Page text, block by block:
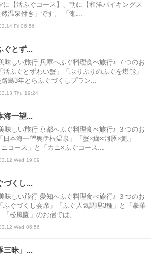
に【活ふぐコース】、朝に【和洋バイキングス
温泉付き」です。 「瀬...
Fri 06:56
ぐとず...
味しい旅行 兵庫へふぐ料理食べ旅行♪ ７つのお
ふぐとずわい蟹」「ぷりぷりのふぐを堪能」
島3年とらふぐづくしプラン...
Thu 19:24
海一望...
味しい旅行 京都へふぐ料理食べ旅行♪ ３つのお
本海一望奥伊根温泉」「蟹×鰤×河豚×鮑」
コース」と「カニ×ふぐコース...
Wed 19:09
づくし...
味しい旅行 愛知へふぐ料理食べ旅行♪ ３つのお
ふぐづくし会席」「ふぐ人気調理3種」と「豪華
松風園」のお宿では、...
Wed 06:56
三昧」...